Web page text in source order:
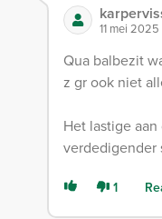
11 mei
Qua balbezit
z gr ook niet
Het lastige
verdedigender
1